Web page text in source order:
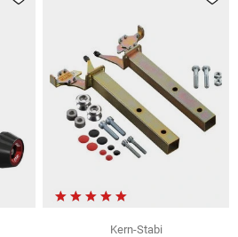
Kern-Stabi